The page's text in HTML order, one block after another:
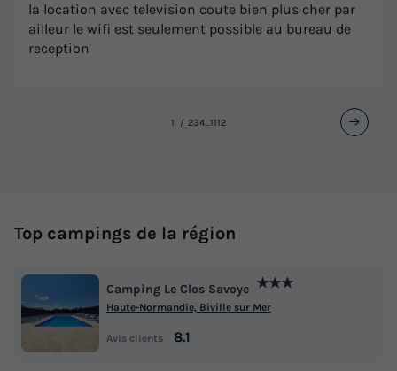
la location avec television coute bien plus cher par
ailleur le wifi est seulement possible au bureau de
reception
1 234...1112
Top campings de la région
Camping Le Clos Savoye ★★★
Haute-Normandie, Biville sur Mer
Avis clients 8.1